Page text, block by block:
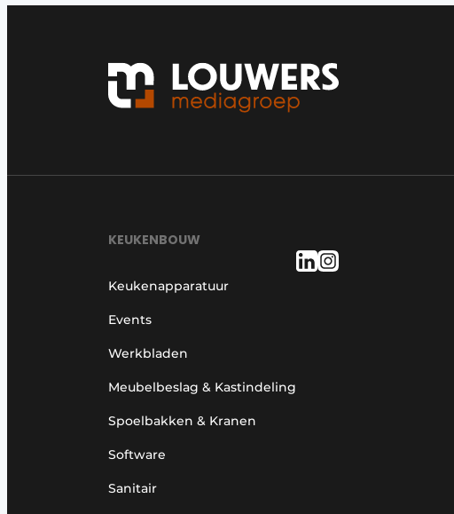
KEUKENBOUW
Keukenapparatuur
Events
Werkbladen
Meubelbeslag & Kastindeling
Spoelbakken & Kranen
Software
Sanitair